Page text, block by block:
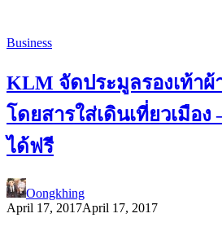
Business
KLM จัดประมูลรองเท้าผ้
โดยสารใส่เดินเที่ยวเมือ
ได้ฟรี
Oongkhing
April 17, 2017April 17, 2017